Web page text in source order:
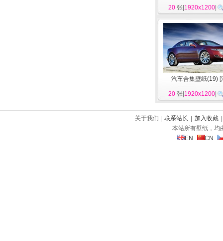
20 张| 1920x1200
汽车合集壁纸(19) [
20 张| 1920x1200
关于我们 | 联系站长 加入收藏
本站所有壁纸，均
EN
CN